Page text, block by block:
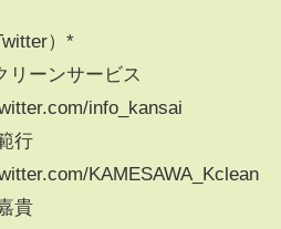
）*
リーンサービス
info_kansai
行
KAMESAWA_Kclean
貴